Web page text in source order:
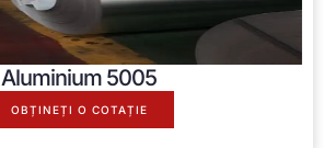
Aluminium 5005
OBȚINEȚI O COTAȚIE